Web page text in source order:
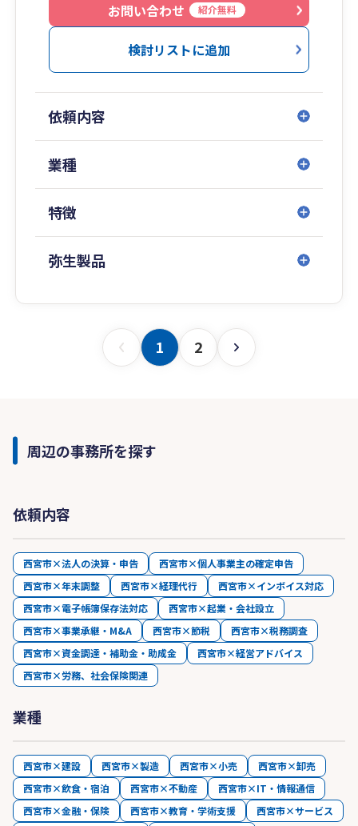
お問い合わせ 紹介無料
検討リストに追加
依頼内容
業種
特徴
弥生製品
1 2
周辺の事務所を探す
依頼内容
西宮市×法人の決算・申告
西宮市×個人事業主の確定申告
西宮市×年末調整
西宮市×経理代行
西宮市×インボイス対応
西宮市×電子帳簿保存法対応
西宮市×起業・会社設立
西宮市×事業承継・M&A
西宮市×節税
西宮市×税務調査
西宮市×資金調達・補助金・助成金
西宮市×経営アドバイス
西宮市×労務、社会保険関連
業種
西宮市×建設 西宮市×製造 西宮市×小売
西宮市×卸売
西宮市×飲食・宿泊
西宮市×不動産
西宮市×IT・情報通信
西宮市×金融・保険
西宮市×教育・学術支援
西宮市×サービス